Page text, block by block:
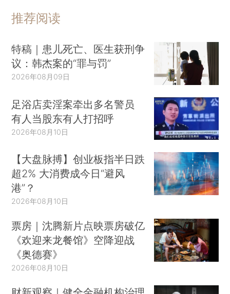
推荐阅读
特稿｜患儿死亡、医生获刑争
议：韩杰案的“罪与罚”
2026年08月09日
足浴店卖淫案牵出多名警员
有人当股东有人打招呼
2026年08月10日
【大盘脉搏】创业板指半日跌
超2% 大消费成今日“避风
港”？
2026年08月10日
票房｜沈腾新片点映票房破亿
《欢迎来龙餐馆》空降迎战
《奥德赛》
2026年08月10日